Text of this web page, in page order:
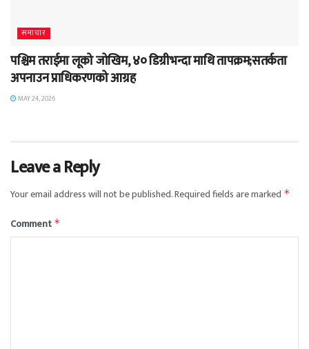
समाचार
पश्चिम तराईमा लूको जोखिम, ४० डिग्रीभन्दा माथि तापक्रम;सतर्कता
अपनाउन प्राधिकरणको आग्रह
MAY 24, 2026
Leave a Reply
Your email address will not be published.Required fields are marked *
Comment *